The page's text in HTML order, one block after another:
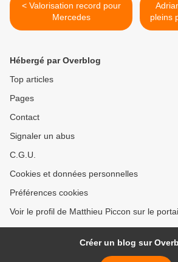
< Valorisation record pour
Mercedes
pleins
Hébergé par Overblog
Top articles
Pages
Contact
Signaler un abus
C.G.U.
Cookies et données personnelles
Préférences cookies
Voir le profil de Matthieu Piccon sur le
Créer un blog sur